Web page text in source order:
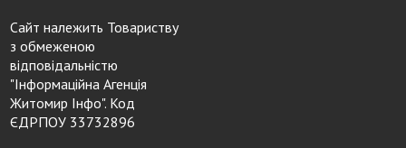
Сайт належить Товариству
з обмеженою
відповідальністю
"Інформаційна Агенція
Житомир Інфо". Код
ЄДРПОУ 33732896